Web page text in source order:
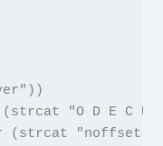
))
( strcat
"O D E C U
( strcat
"noffset: